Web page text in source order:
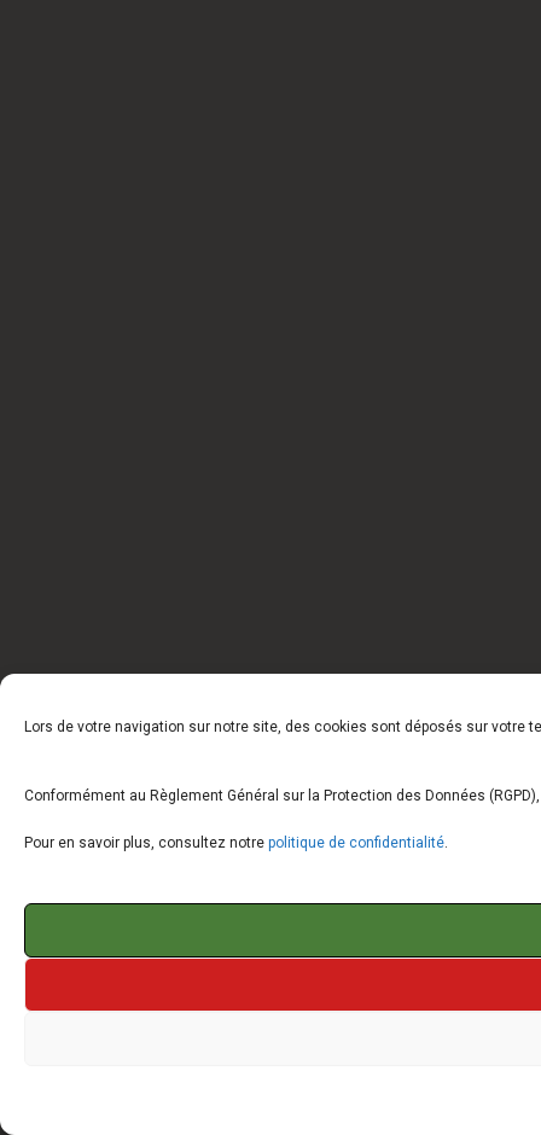
Lors de votre navigation sur notre site, des cookies sont déposés sur votre
Conformément au Règlement Général sur la Protection des Données
Pour en savoir plus, consultez notre politique de confidentialité.